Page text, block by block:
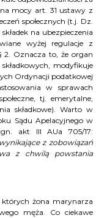
mocy art. 31 ustawy z
społecznych (t.j. Dz.
na ubezpieczenia
wyżej regulacje z
2. Oznacza to, że organ
modyfikuje
Ordynacji podatkowej
w sprawach
tj. emerytalne,
składkowe). Warto w
Sądu Apelacyjnego w
akt III AUa 705/17:
z zobowiązań
z chwilą powstania
żona marynarza
męża. Co ciekawe